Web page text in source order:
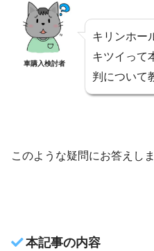
車購入検討者
キリンホー
キツイって
判について
このような疑問にお答えしま
本記事の内容